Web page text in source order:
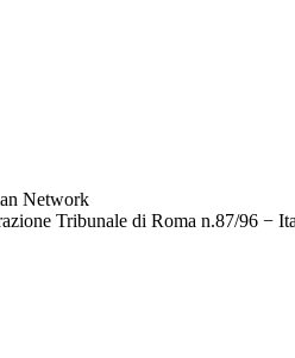
Network
Tribunale di Roma n.87/96 −